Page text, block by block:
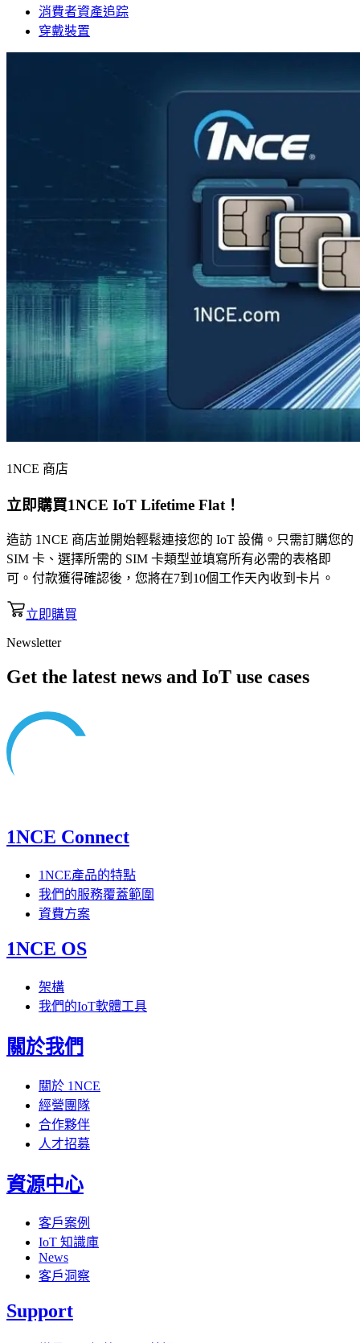
消費者資產追踪
穿戴裝置
1NCE 商店
立即購買1NCE IoT Lifetime Flat ！
造訪 1NCE 商店並開始輕鬆連接您的 IoT 設備。只需訂購您的
SIM 卡、選擇所需的 SIM 卡類型並填寫所有必需的表格即
可。付款獲得確認後，您將在7到10個工作天內收到卡片。
立即購買
Newsletter
Get the latest news and IoT use cases
1NCE Connect
1NCE產品的特點
我們的服務覆蓋範圍
資費方案
1NCE OS
架構
我們的IoT軟體工具
關於我們
關於 1NCE
經營團隊
合作夥伴
人才招募
資源中心
客戶案例
IoT 知識庫
News
客戶洞察
Support